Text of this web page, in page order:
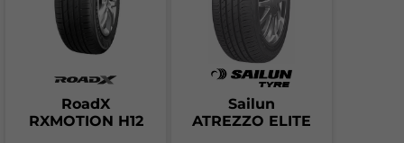
RoadX
RXMOTION H12
Sailun
ATREZZO ELITE